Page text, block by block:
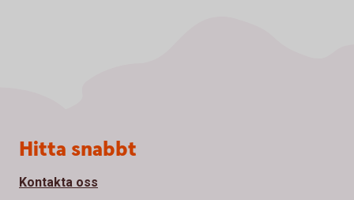
Sidfot
Hitta snabbt
Kontakta oss